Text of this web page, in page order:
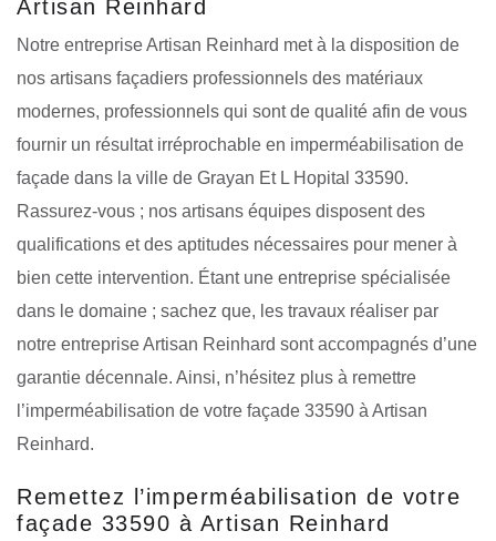
Artisan Reinhard
Notre entreprise Artisan Reinhard met à la disposition de
nos artisans façadiers professionnels des matériaux
modernes, professionnels qui sont de qualité afin de vous
fournir un résultat irréprochable en imperméabilisation de
façade dans la ville de Grayan Et L Hopital 33590.
Rassurez-vous ; nos artisans équipes disposent des
qualifications et des aptitudes nécessaires pour mener à
bien cette intervention. Étant une entreprise spécialisée
dans le domaine ; sachez que, les travaux réaliser par
notre entreprise Artisan Reinhard sont accompagnés d’une
garantie décennale. Ainsi, n’hésitez plus à remettre
l’imperméabilisation de votre façade 33590 à Artisan
Reinhard.
Remettez l’imperméabilisation de votre
façade 33590 à Artisan Reinhard